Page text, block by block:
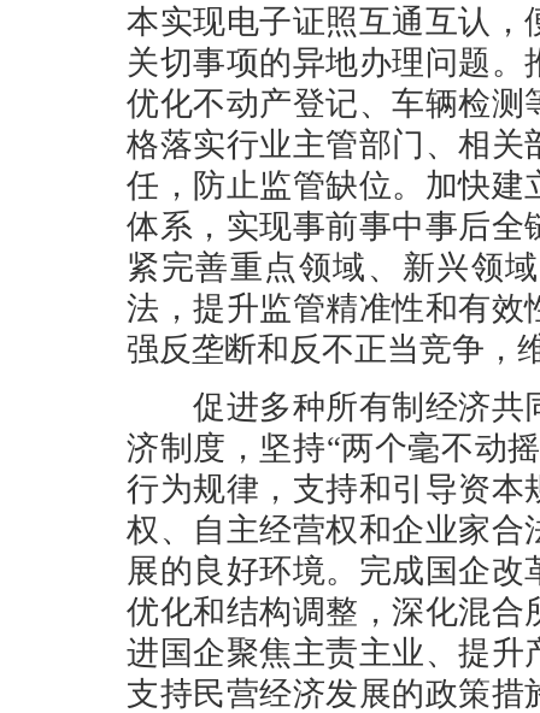
本实现电子证照互通互认
关切事项的异地办理问题
优化不动产登记、车辆检
格落实行业主管部门、相
任，防止监管缺位。加快
体系，实现事前事中事后
紧完善重点领域、新兴领
法，提升监管精准性和有
强反垄断和反不正当竞争，
促进多种所有制经济共
济制度，坚持“两个毫不动
行为规律，支持和引导资
权、自主经营权和企业家
展的良好环境。完成国企
优化和结构调整，深化混
进国企聚焦主责主业、提
支持民营经济发展的政策